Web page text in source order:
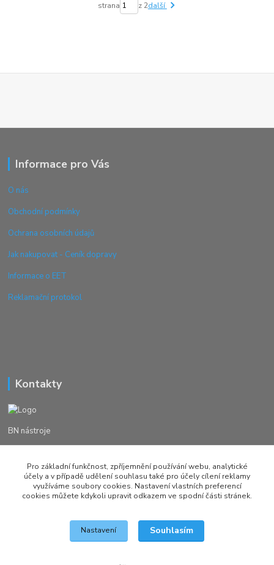
strana z 2další
Informace pro Vás
O nás
Obchodní podmínky
Ochrana osobních údajů
Jak nakupovat - Ceník dopravy
Informace o EET
Reklamační protokol
Kontakty
BN nástroje
+420 777982023
brusirnanastroju@seznam.cz
Pro základní funkčnost, zpříjemnění používání webu, analytické
účely a v případě udělení souhlasu také pro účely cílení reklamy
využíváme soubory cookies. Nastavení vlastních preferencí
cookies můžete kdykoli upravit odkazem ve spodní části stránek.
Nastavení Souhlasím